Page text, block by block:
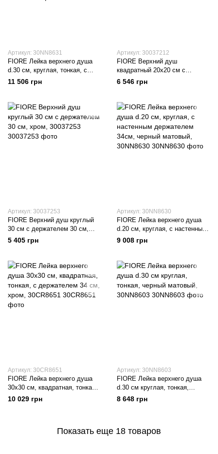
Артикул: 30NN8631
FIORE Лейка верхнего душа
d.30 см, круглая, тонкая, c
настенным держателем 34 см,
черный матовый, 30NN8631
11 506 грн
Артикул: 30037212
FIORE Верхний душ
квадратный 20x20 см с
держателем, хром, 30037212
6 546 грн
Артикул: 30037253
FIORE Верхний душ круглый
30 см с держателем 30 см,
хром, 30037253
5 405 грн
Артикул: 30NN8630
FIORE Лейка верхнего душа
d.20 см, круглая, с настенным
держателем 34см, черный
матовый, 30NN8630
9 008 грн
Артикул: 30CR8651
FIORE Лейка верхнего душа
30x30 см, квадратная, тонкая,
с держателем 34 см, хром,
30CR8651
10 029 грн
Артикул: 30NN8603
FIORE Лейка верхнего душа
d.30 см круглая, тонкая,
черный матовый, 30NN8603
8 648 грн
Показать еще 18 товаров